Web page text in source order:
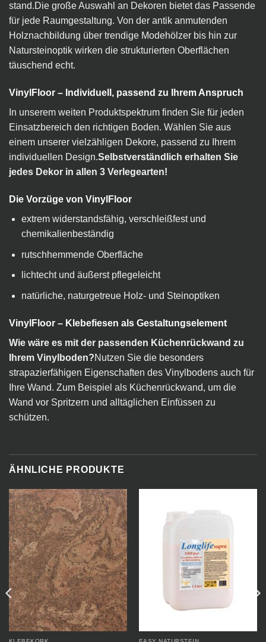
stand.Die große Auswahl an Dekoren bietet das Passende
für jede Raumgestaltung. Von der antik anmutenden
Holznachbildung über trendige Modehölzer bis hin zur
Natursteinoptik wirken die strukturierten Oberflächen
täuschend echt.
VinylFloor – Individuell, passend zu Ihrem Anspruch
In unserem weiten Produktspektrum finden Sie für jeden
Einsatzbereich den richtigen Boden. Wählen Sie aus
einem unserer vielzähligen Dekore, passend zu Ihrem
individuellen Design.Selbstverständlich erhalten Sie
jedes Dekor in allen 3 Verlegearten!
Die Vorzüge von VinylFloor
extrem widerstandsfähig, verschleißfest und
chemikalienbeständig
rutschhemmende Oberfläche
lichtecht und äußerst pflegeleicht
natürliche, naturgetreue Holz- und Steinoptiken
VinylFloor – Klebefiesen als Gestaltungselement
Wie wäre es mit der passenden Küchenrückwand zu
Ihrem Vinylboden?Nutzen Sie die besonders
strapazierfähigen Eigenschaften des Vinylbodens auch für
Ihre Wand. Zum Beispiel als Küchenrückwand, um die
Wand vor Spritzern und alltäglichen Einfüssen zu
schützen.
ÄHNLICHE PRODUKTE